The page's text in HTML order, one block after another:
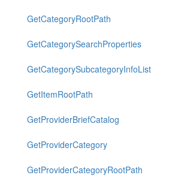
GetCategoryRootPath
GetCategorySearchProperties
GetCategorySubcategoryInfoList
GetItemRootPath
GetProviderBriefCatalog
GetProviderCategory
GetProviderCategoryRootPath